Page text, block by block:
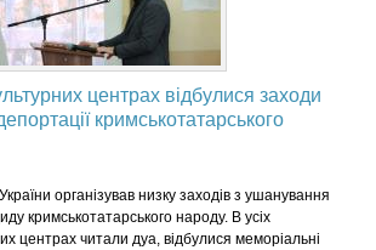
центрах відбулися заходи
кримськотатарського
організував низку заходів з ушанування
кримськотатарського народу. В усіх
центрах читали дуа, відбулися меморіальні